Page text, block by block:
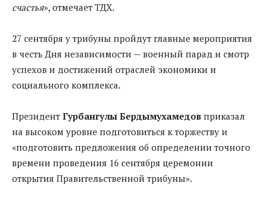
счастья», отмечает ТДХ.
27 сентября у трибуны пройдут главные мероприятия
в честь Дня независимости — военный парад и смотр
успехов и достижений отраслей экономики и
социального комплекса.
Президент Гурбангулы Бердымухамедов приказал
на высоком уровне подготовиться к торжеству и
«подготовить предложения об определении точного
времени проведения 16 сентября церемонии
открытия Правительственной трибуны».